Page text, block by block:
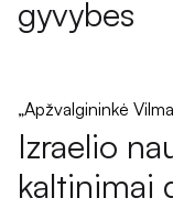
gyvybes
„Apžvalgininkė
Izraelio
kaltinimai